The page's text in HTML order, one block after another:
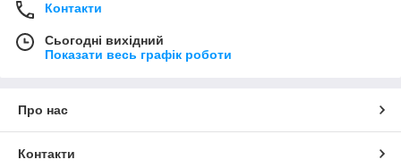
Контакти
Сьогодні вихідний
Показати весь графік роботи
Про нас
Контакти